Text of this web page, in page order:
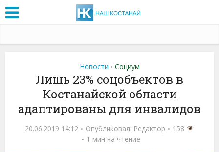
Новости • Социум
Лишь 23% соцобъектов в
Костанайской области
адаптированы для инвалидов
20.06.2019 14:12 Опубликовал: Редактор
158
1 мин на чтение